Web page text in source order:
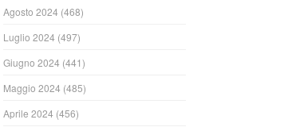
Agosto 2024 (468)
Luglio 2024 (497)
Giugno 2024 (441)
Maggio 2024 (485)
Aprile 2024 (456)